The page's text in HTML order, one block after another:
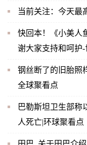
当前关注：今天最
快回本！《小美人
谢大家支持和呵护-
钢丝断了的旧胎照
全球聚看点
巴勒斯坦卫生部称
人死亡|环球聚看点